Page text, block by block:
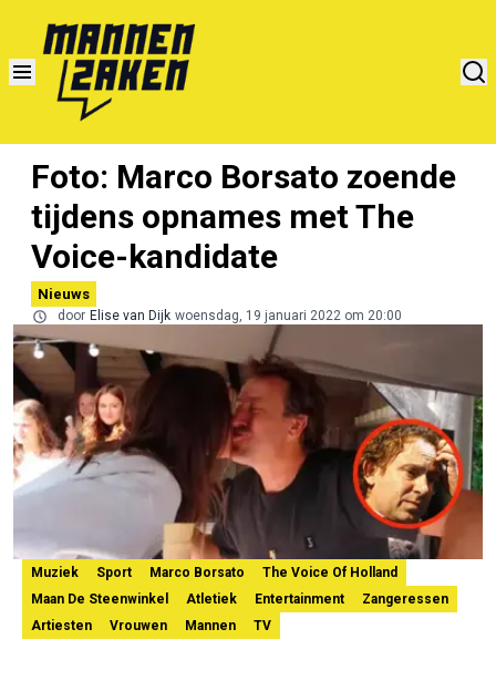
Foto: Marco Borsato zoende
tijdens opnames met The
Voice-kandidate
Nieuws
door Elise van Dijk woensdag, 19 januari 2022 om 20:00
Muziek Sport Marco Borsato
The Voice Of Holland
Maan De Steenwinkel
Atletiek Entertainment
Zangeressen
Artiesten
Vrouwen Mannen TV